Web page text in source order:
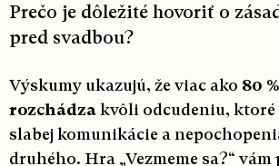
Prečo je dôležité hovoriť o
pred svadbou?
Výskumy ukazujú, že viac ako 80
rozchádza kvôli odcudeniu, ktoré
slabej komunikácie a
druhého. Hra „Vezmeme sa?“